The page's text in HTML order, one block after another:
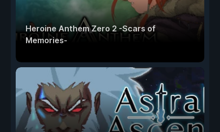
Heroine Anthem Zero 2 -Scars of
Memories-